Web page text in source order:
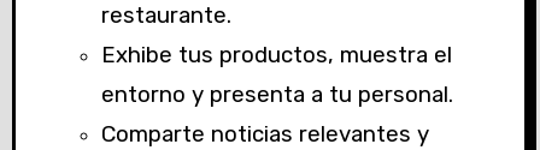
restaurante.
Exhibe tus productos, muestra el
entorno y presenta a tu personal.
Comparte noticias relevantes y